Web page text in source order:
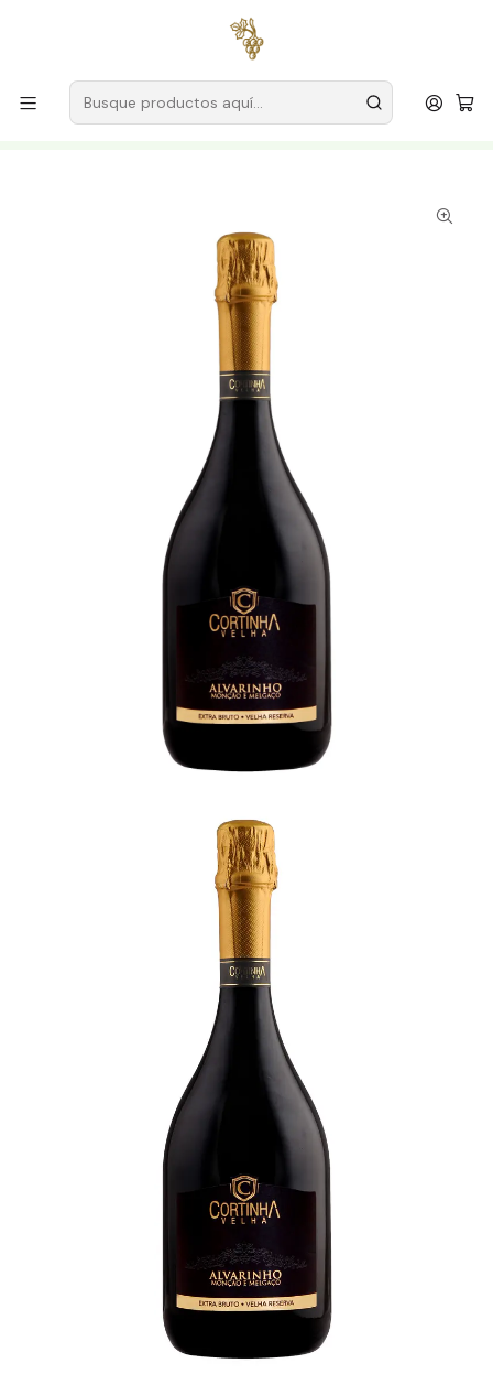
para pedidos superiores a
Productores
Vino Verde (Monção & Melgaço)
Cortina vieja
Cortinha Velha Espumoso Alvarinho Velha Reserva Extra
Brut 2018 75cl